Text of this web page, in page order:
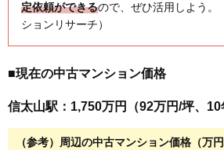
定依頼ができるので、ぜひ活用しよう。
ションリサーチ）
■現在の中古マンション価格
信太山駅：1,750万円（92万円/坪、10
（参考）周辺の中古マンション価格（万円